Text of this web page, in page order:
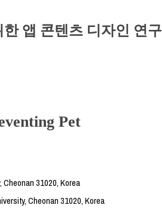
앱 콘텐츠 디자인 연구
Pet
31020, Korea
Cheonan 31020, Korea